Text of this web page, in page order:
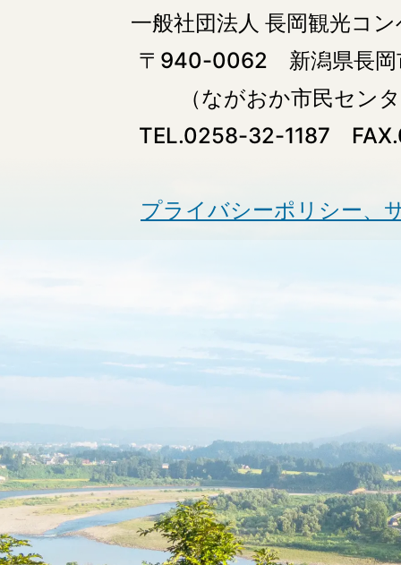
一般社団法人 長岡観光コ
〒940-0062 新潟県長岡
（ながおか市民セン
TEL.0258-32-1187
プライバシーポリシー、